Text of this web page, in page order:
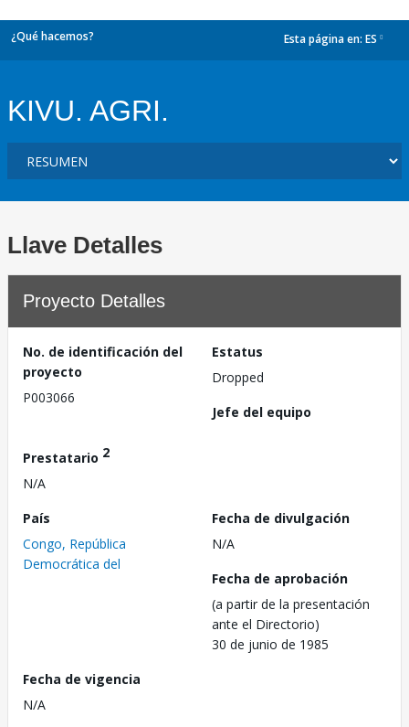
¿Qué hacemos? Esta página en: ES
KIVU. AGRI.
Llave Detalles
Proyecto Detalles
No. de identificación del
proyecto
P003066
Estatus
Dropped
Jefe del equipo
Prestatario 2
N/A
País
Congo, República
Democrática del
Fecha de divulgación
N/A
Fecha de aprobación
(a partir de la presentación
ante el Directorio)
30 de junio de 1985
Fecha de vigencia
N/A